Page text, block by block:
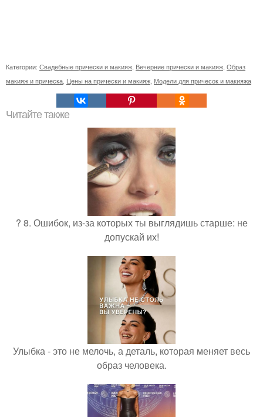
Категории: Свадебные прически и макияж Вечерние прически и макияж Образ
макияж и прическа Цены на прически и макияж Модели для причесок и макияжа
Читайте также
? 8. Ошибок, из-за которых ты выглядишь старше: не
допускай их!
Улыбка - это не мелочь, а деталь, которая меняет весь
образ человека.